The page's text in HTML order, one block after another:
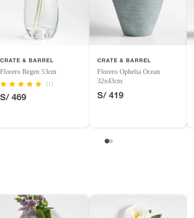
para asfalto.
línea blanca, colchones, muebles, bicicletas y máquinas.
alimenticios, vitaminas.
CRATE & BARREL
Florero Regen 53cm
(1)
S/ 469
CRATE & BARREL
Florero Ophelia Ocean
32x43cm
S/ 419